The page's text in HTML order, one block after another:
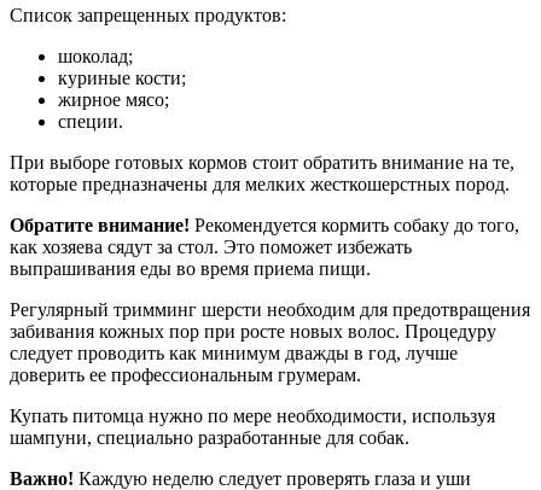
Список запрещенных продуктов:
шоколад;
куриные кости;
жирное мясо;
специи.
При выборе готовых кормов стоит обратить внимание на те,
которые предназначены для мелких жесткошерстных пород.
Обратите внимание! Рекомендуется кормить собаку до того,
как хозяева сядут за стол. Это поможет избежать
выпрашивания еды во время приема пищи.
Регулярный тримминг шерсти необходим для предотвращения
забивания кожных пор при росте новых волос. Процедуру
следует проводить как минимум дважды в год, лучше
доверить ее профессиональным грумерам.
Купать питомца нужно по мере необходимости, используя
шампуни, специально разработанные для собак.
Важно! Каждую неделю следует проверять глаза и уши